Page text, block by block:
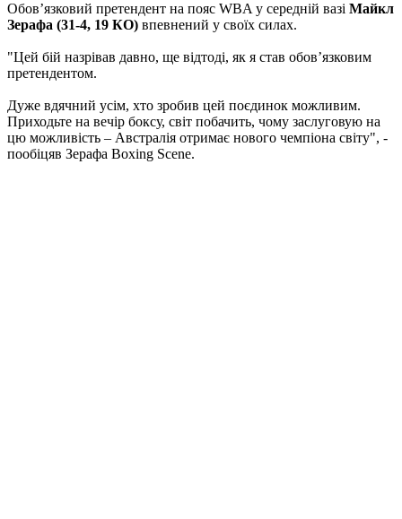
Обов’язковий претендент на пояс WBA у середній вазі Майкл
Зерафа (31-4, 19 КО) впевнений у своїх силах.
"Цей бій назрівав давно, ще відтоді, як я став обов’язковим
претендентом.
Дуже вдячний усім, хто зробив цей поєдинок можливим.
Приходьте на вечір боксу, світ побачить, чому заслуговую на
цю можливість – Австралія отримає нового чемпіона світу", -
пообіцяв Зерафа Boxing Scene.